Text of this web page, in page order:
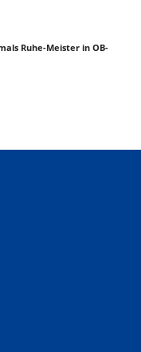
Ruhe-Meister in OB-